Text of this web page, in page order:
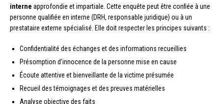
interne approfondie et impartiale. Cette enquête peut être confiée à une
personne qualifiée en interne (DRH, responsable juridique) ou à un
prestataire externe spécialisé. Elle doit respecter les principes suivants :
Confidentialité des échanges et des informations recueillies
Présomption d’innocence de la personne mise en cause
Écoute attentive et bienveillante de la victime présumée
Recueil des témoignages et des preuves matérielles
Analyse objective des faits